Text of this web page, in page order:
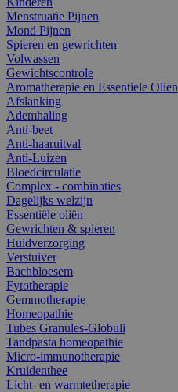
Menstruatie Pijnen
Mond Pijnen
Spieren en gewrichten
Volwassen
Gewichtscontrole
Aromatherapie en Essentiele Olien
Afslanking
Ademhaling
Anti-beet
Anti-haaruitval
Anti-Luizen
Bloedcirculatie
Complex - combinaties
Dagelijks welzijn
Essentiële oliën
Gewrichten & spieren
Huidverzorging
Verstuiver
Bachbloesem
Fytotherapie
Gemmotherapie
Homeopathie
Tubes Granules-Globuli
Tandpasta homeopathie
Micro-immunotherapie
Kruidenthee
Licht- en warmtetherapie